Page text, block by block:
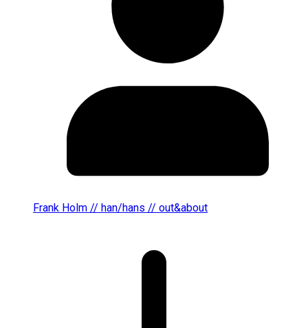
Frank Holm // han/hans // out&about